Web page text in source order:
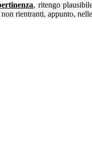
, ritengo
rientranti, appunto,